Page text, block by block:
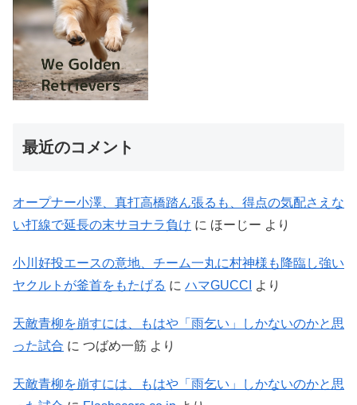
最近のコメント
オープナー小澤、真打高橋踏ん張るも、得点の気配さえな
い打線で延長の末サヨナラ負け に ほーじー より
小川好投エースの意地、チーム一丸に村神様も降臨し強い
ヤクルトが釜首をもたげる に ハマGUCCI より
天敵青柳を崩すには、もはや「雨乞い」しかないのかと思
った試合 に つばめ一筋 より
天敵青柳を崩すには、もはや「雨乞い」しかないのかと思